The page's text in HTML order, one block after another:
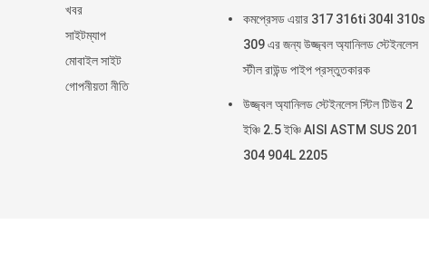
খবর
সাইটম্যাপ
মোবাইল সাইট
গোপনীয়তা নীতি
কমপ্রেসড এয়ার 317 316ti 304l 310s
309 এর জন্য উজ্জ্বল অ্যানিলড স্টেইনলেস
স্টীল রাউন্ড পাইপ প্রস্তুতকারক
উজ্জ্বল অ্যানিলড স্টেইনলেস স্টিল টিউব 2
ইঞ্চি 2.5 ইঞ্চি AISI ASTM SUS 201
304 904L 2205